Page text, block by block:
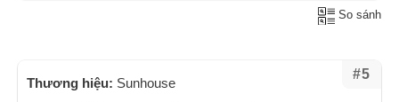
So sánh
#5
Thương hiệu: Sunhouse